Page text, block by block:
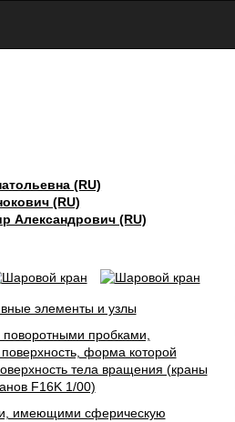
(RU)
(RU)
Александрович (RU)
элементы и узлы
пробками,
форма которой
тела вращения (краны
F16K 1/00)
имеющими сферическую